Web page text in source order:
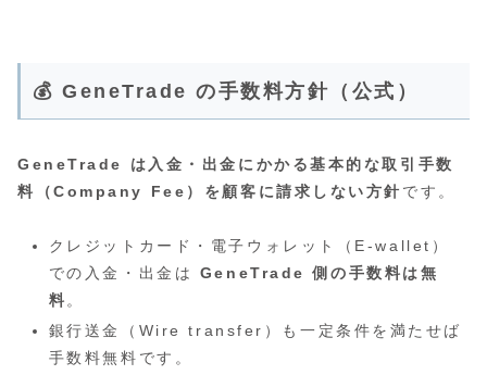
💰 GeneTrade の手数料方針（公式）
GeneTrade は入金・出金にかかる基本的な取引手数
料（Company Fee）を顧客に請求しない方針 です。
クレジットカード・電子ウォレット（E‑wallet）
での入金・出金は GeneTrade 側の手数料は無
料 。
銀行送金（Wire transfer）も一定条件を満たせば
手数料無料です。